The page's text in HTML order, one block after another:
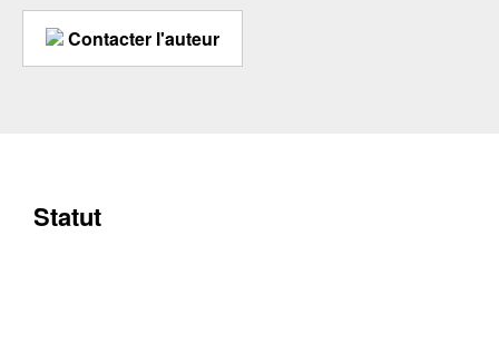
Contacter l'auteur
Statut